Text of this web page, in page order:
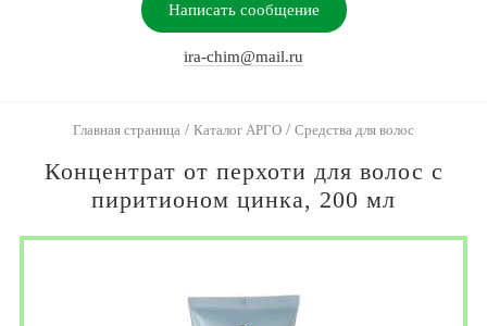
Написать сообщение
ira-chim@mail.ru
Главная страница / Каталог АРГО / Средства для волос
Концентрат от перхоти для волос с
пиритионом цинка, 200 мл